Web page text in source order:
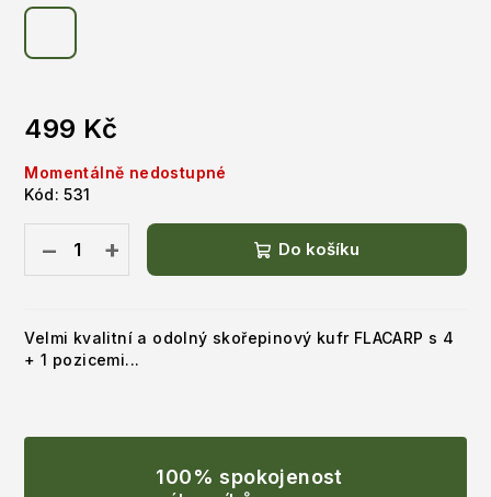
Velmi kvalitní a odolný skořepinový kufr FLACARP s 4
+ 1 pozicemi...
499 Kč
cena:
Momentálně nedostupné
Kód: 531
+
− Do košíku
100% spokojenost